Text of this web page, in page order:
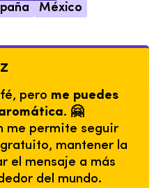
México
pero me puedes
🤗
me permite seguir
mantener la
el mensaje a más
del mundo.